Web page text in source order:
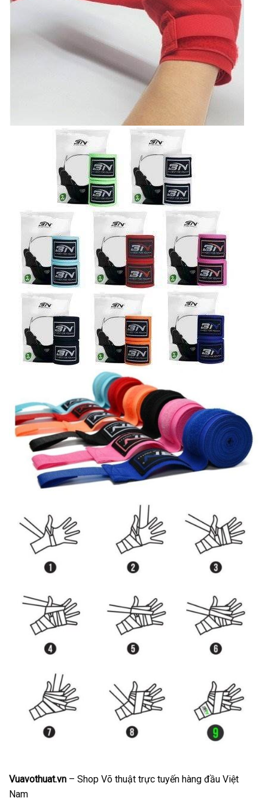
Vuavothuat.vn – Shop Võ thuật trực tuyến hàng đầu Việt
Nam